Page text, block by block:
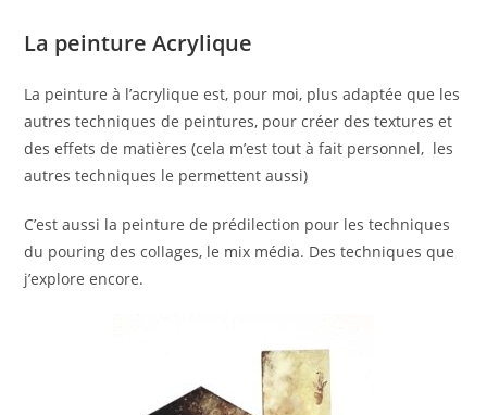
La peinture Acrylique
La peinture à l’acrylique est, pour moi, plus adaptée que les
autres techniques de peintures, pour créer des textures et
des effets de matières (cela m’est tout à fait personnel, les
autres techniques le permettent aussi)
C’est aussi la peinture de prédilection pour les techniques
du pouring des collages, le mix média. Des techniques que
j’explore encore.